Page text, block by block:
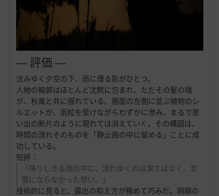
― 評価 ―
沈みゆく夕空の下、雨に煙る影がひとつ。
人物の輪郭はほとんど沈黙に包まれ、ただその髪の端
が、秋風と共に揺れている。画面の左側に並ぶ植物のシ
ルエットが、雨粒を受けながらわずかに滲み、まるで思
い出の断片のように現れては消えていく。その構図は、
時間の流れそのものを「静止画の中に留める」ことに成
功している。
短評：
「降りしきる雨の中に、流れゆくのは涙ではなく、言
葉にならなかった想い。」
技術的に見ると、露出の抑え方が極めて巧みだ。明暗の